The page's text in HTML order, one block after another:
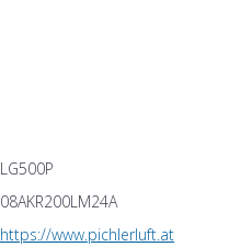
LG500P
08AKR200LM24A
https://www.pichlerluft.at